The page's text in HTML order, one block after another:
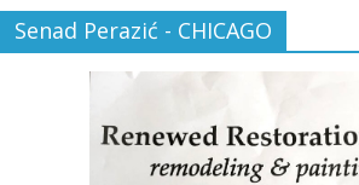
Senad Perazić - CHICAGO